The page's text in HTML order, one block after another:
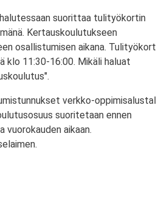
suorittaa tulityökortin
Kertauskoulutukseen
osallistumisen aikana.
11:30-16:00. Mikäli haluat
verkko-
suoritetaan ennen
aikaan.